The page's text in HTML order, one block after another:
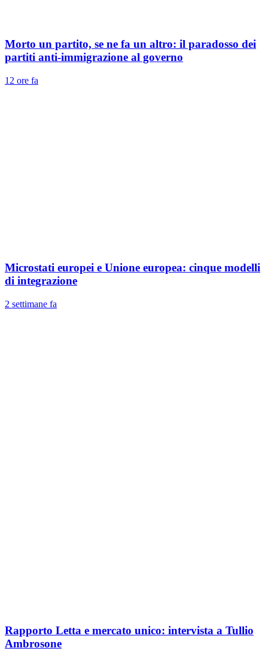
Morto un partito, se ne fa un altro: il paradosso dei
partiti anti-immigrazione al governo
12 ore fa
Microstati europei e Unione europea: cinque modelli
di integrazione
2 settimane fa
Rapporto Letta e mercato unico: intervista a Tullio
Ambrosone